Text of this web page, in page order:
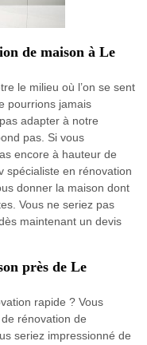
de maison à Le
le milieu où l’on se sent
pourrions jamais
adapter à notre
pas. Si vous
encore à hauteur de
spécialiste en rénovation
donner la maison dont
Vous ne seriez pas
maintenant un devis
près de Le
rapide ? Vous
rénovation de
seriez impressionné de